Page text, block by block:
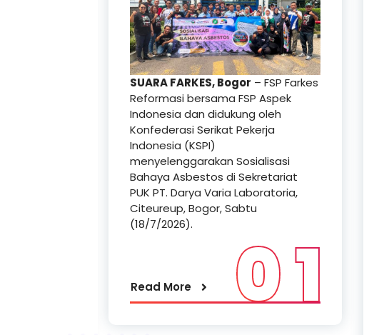
SUARA FARKES, Bogor – FSP Farkes
Reformasi bersama FSP Aspek
Indonesia dan didukung oleh
Konfederasi Serikat Pekerja
Indonesia (KSPI)
menyelenggarakan Sosialisasi
Bahaya Asbestos di Sekretariat
PUK PT. Darya Varia Laboratoria,
Citeureup, Bogor, Sabtu
(18/7/2026).
Read More 0 1